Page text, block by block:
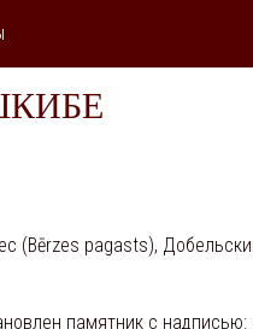
(Bērzes pagasts),
памятник с надписью: